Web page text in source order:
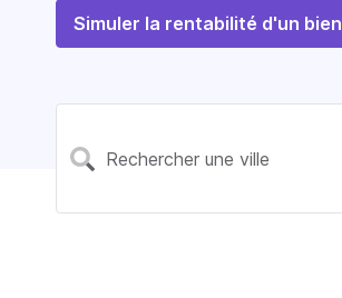
Simuler la rentabilité d'un bien